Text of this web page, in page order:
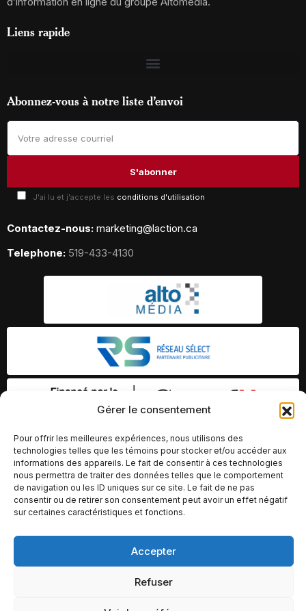
Gérer le consentement
Pour offrir les meilleures expériences, nous utilisons des
technologies telles que les témoins pour stocker et/ou accéder aux
informations des appareils. Le fait de consentir à ces technologies
nous permettra de traiter des données telles que le comportement
de navigation ou les ID uniques sur ce site. Le fait de ne pas
consentir ou de retirer son consentement peut avoir un effet négatif
sur certaines caractéristiques et fonctions.
Accepter
Refuser
Liens rapide
Abonnez-vous à notre liste d’envoi
J'ai lu et j'accepte les conditions d'utilisation
Contactez-nous: marketing@laction.ca
Telephone: 519-433-4130
© Copyright 2026 – Altomédia Inc |
Ce site internet a été conçu et développé par Chameleon Ideas